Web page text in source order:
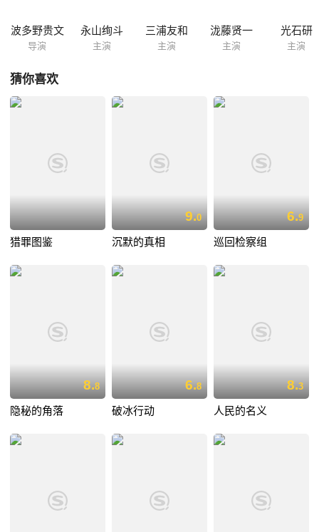
波多野贵文
导演
永山绚斗
主演
三浦友和
主演
泷藤贤一
主演
光石研
主演
猜你喜欢
猎罪图鉴
9.0
沉默的真相
6.9
巡回检察组
8.8
隐秘的角落
6.8
破冰行动
8.3
人民的名义